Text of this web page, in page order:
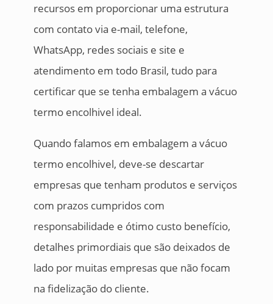
recursos em proporcionar uma estrutura
com contato via e-mail, telefone,
WhatsApp, redes sociais e site e
atendimento em todo Brasil, tudo para
certificar que se tenha embalagem a vácuo
termo encolhivel ideal.
Quando falamos em embalagem a vácuo
termo encolhivel, deve-se descartar
empresas que tenham produtos e serviços
com prazos cumpridos com
responsabilidade e ótimo custo benefício,
detalhes primordiais que são deixados de
lado por muitas empresas que não focam
na fidelização do cliente.